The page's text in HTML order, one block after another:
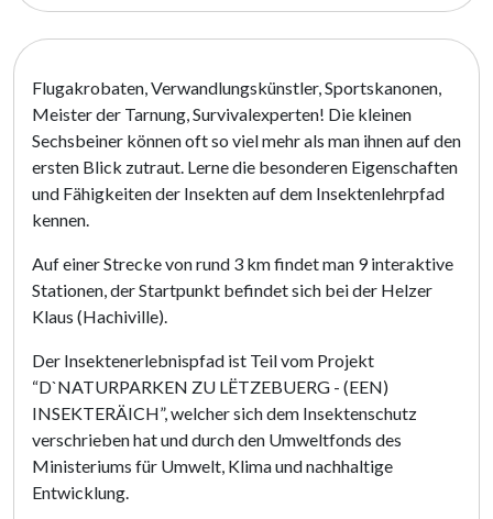
Flugakrobaten, Verwandlungskünstler, Sportskanonen,
Meister der Tarnung, Survivalexperten! Die kleinen
Sechsbeiner können oft so viel mehr als man ihnen auf den
ersten Blick zutraut. Lerne die besonderen Eigenschaften
und Fähigkeiten der Insekten auf dem Insektenlehrpfad
kennen.
Auf einer Strecke von rund 3 km findet man 9 interaktive
Stationen, der Startpunkt befindet sich bei der Helzer
Klaus (Hachiville).
Der Insektenerlebnispfad ist Teil vom Projekt
“D`NATURPARKEN ZU LËTZEBUERG - (EEN)
INSEKTERÄICH”, welcher sich dem Insektenschutz
verschrieben hat und durch den Umweltfonds des
Ministeriums für Umwelt, Klima und nachhaltige
Entwicklung.